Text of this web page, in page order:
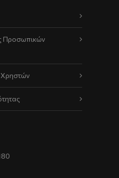
Προσωπικών
Χρηστών